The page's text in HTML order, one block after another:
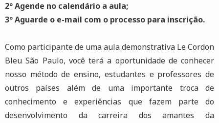
2º Agende no calendário a aula;
3º Aguarde o e-mail com o processo para inscrição.
Como participante de uma aula demonstrativa Le Cordon
Bleu São Paulo, você terá a oportunidade de conhecer
nosso método de ensino, estudantes e professores de
outros países além de uma importante troca de
conhecimento e experiências que fazem parte do
desenvolvimento da carreira dos amantes da